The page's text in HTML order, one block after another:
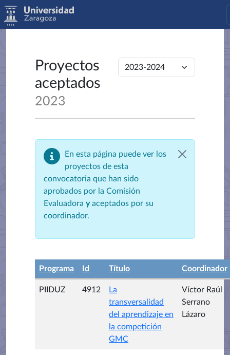
Proyectos
aceptados
2023
En esta página puede ver los
proyectos de esta
convocatoria que han sido
aprobados por la Comisión
Evaluadora yaceptados por su
coordinador.
Programa Id Título Coordinador
PIIDUZ 4912
La
transversalidad
del aprendizaje en
la competición
GMC
Víctor Raúl
Serrano
Lázaro